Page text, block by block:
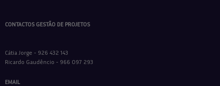
CONTACTOS GESTÃO DE PROJETOS
Cátia Jorge - 926 432 143
Ricardo Gaudêncio - 966 097 293
EMAIL